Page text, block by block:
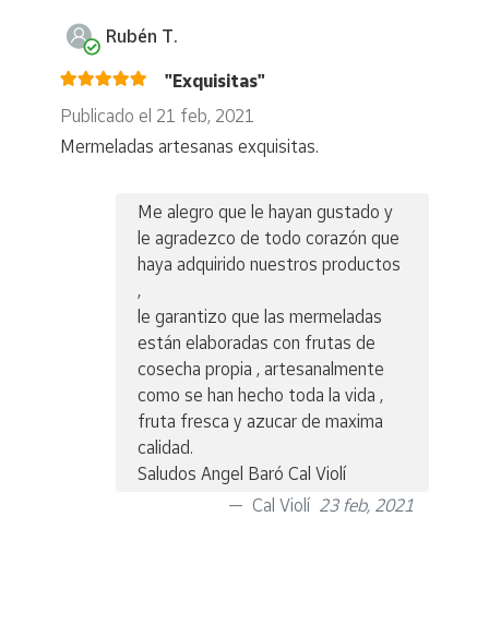
Rubén T.
"Exquisitas"
Publicado el 21 feb, 2021
Mermeladas artesanas exquisitas.
Me alegro que le hayan gustado y
le agradezco de todo corazón que
haya adquirido nuestros productos
,
le garantizo que las mermeladas
están elaboradas con frutas de
cosecha propia , artesanalmente
como se han hecho toda la vida ,
fruta fresca y azucar de maxima
calidad.
Saludos Angel Baró Cal Violí
Cal Violí 23 feb, 2021